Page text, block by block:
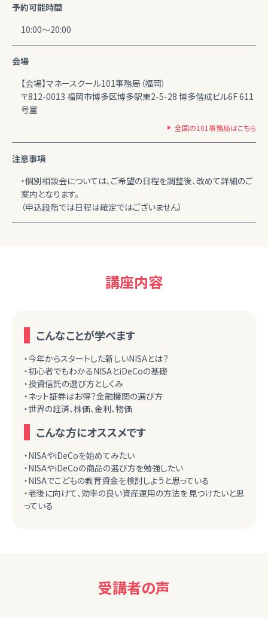
予約可能時間
10:00～20:00
会場
【会場】マネースクール101事務局（福岡）
〒812-0013 福岡市博多区博多駅東2-5-28 博多偕成ビル6F 611
号室
全国の101事務局はこちら
注意事項
・個別相談会については、ご希望の日程を調整後、改めて詳細のご
案内となります。
（申込段階では日程は確定ではございません）
講座内容
こんなことが学べます
・今年からスタートした新しいNISAとは？
・初心者でもわかるNISAとiDeCoの基礎
・投資信託の選び方としくみ
・ネット証券はお得？金融機関の選び方
・世界の経済、株価、金利、物価
こんな方にオススメです
・NISAやiDeCoを始めてみたい
・NISAやiDeCoの商品の選び方を勉強したい
・NISAでこどもの教育資金を検討しようと思っている
・老後に向けて、効率の良い資産運用の方法を見つけたいと思
っている
受講者の声